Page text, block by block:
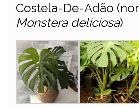
Costela-De-Adão
Monstera deliciosa)